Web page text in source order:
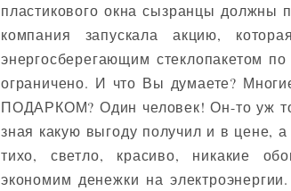
пластикового окна сызранцы должны
компания запускала акцию,
энергосберегающим стеклопакетом
ограничено. И что Вы думаете?
ПОДАРКОМ? Один человек! Он-то уж
зная какую выгоду получил и в цене,
тихо, светло, красиво, никакие
экономим денежки на